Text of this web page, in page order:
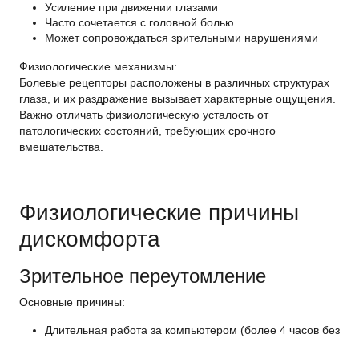
Усиление при движении глазами
Часто сочетается с головной болью
Может сопровождаться зрительными нарушениями
Физиологические механизмы:
Болевые рецепторы расположены в различных структурах
глаза, и их раздражение вызывает характерные ощущения.
Важно отличать физиологическую усталость от
патологических состояний, требующих срочного
вмешательства.
Физиологические причины
дискомфорта
Зрительное переутомление
Основные причины:
Длительная работа за компьютером (более 4 часов без